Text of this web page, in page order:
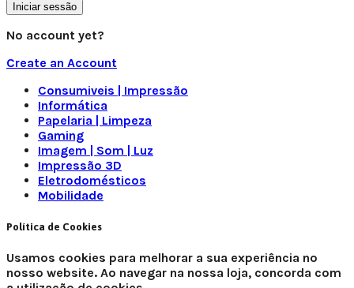
Iniciar sessão
No account yet?
Create an Account
Consumiveis | Impressão
Informática
Papelaria | Limpeza
Gaming
Imagem | Som | Luz
Impressão 3D
Eletrodomésticos
Mobilidade
Política de Cookies
Usamos cookies para melhorar a sua experiência no
nosso website. Ao navegar na nossa loja, concorda com